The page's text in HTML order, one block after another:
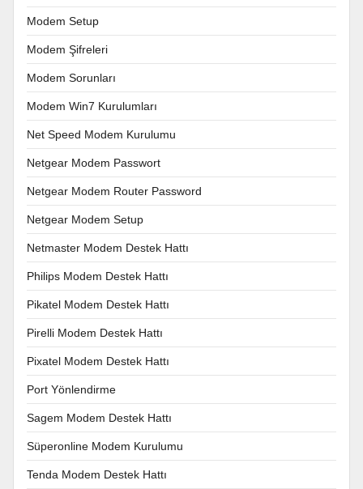
Modem Setup
Modem Şifreleri
Modem Sorunları
Modem Win7 Kurulumları
Net Speed Modem Kurulumu
Netgear Modem Passwort
Netgear Modem Router Password
Netgear Modem Setup
Netmaster Modem Destek Hattı
Philips Modem Destek Hattı
Pikatel Modem Destek Hattı
Pirelli Modem Destek Hattı
Pixatel Modem Destek Hattı
Port Yönlendirme
Sagem Modem Destek Hattı
Süperonline Modem Kurulumu
Tenda Modem Destek Hattı